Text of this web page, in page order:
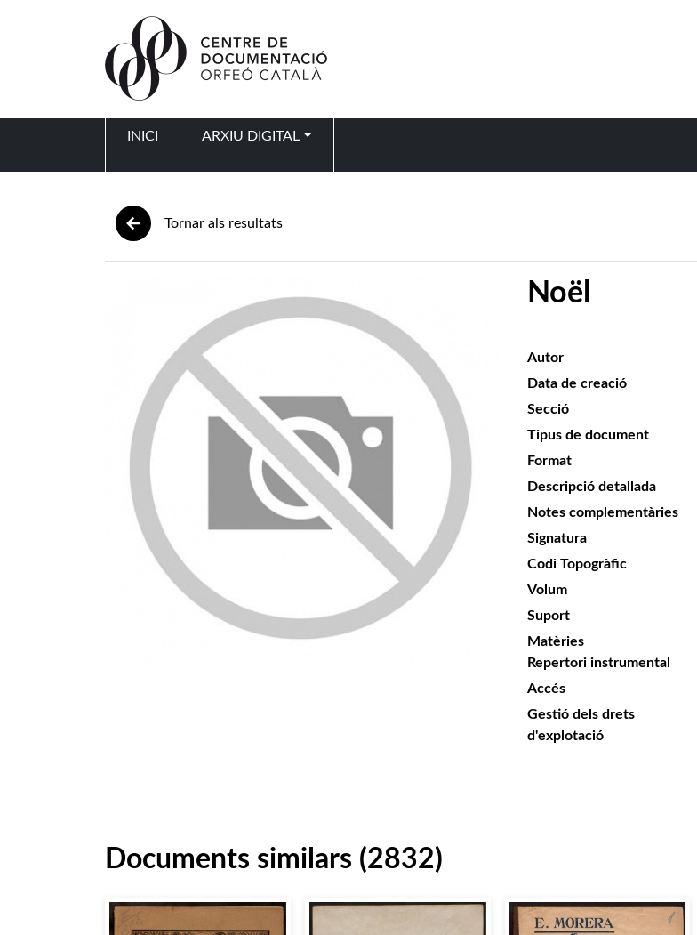
INICI ARXIU DIGITAL
Tornar als resultats
Noël
Autor
Data de creació
Secció
Tipus de document
Format
Descripció detallada
Notes complementàries
Signatura
Codi Topogràfic
Volum
Suport
Matèries
Repertori instrumental
Accés
Gestió dels drets
d'explotació
Documents similars (2832)